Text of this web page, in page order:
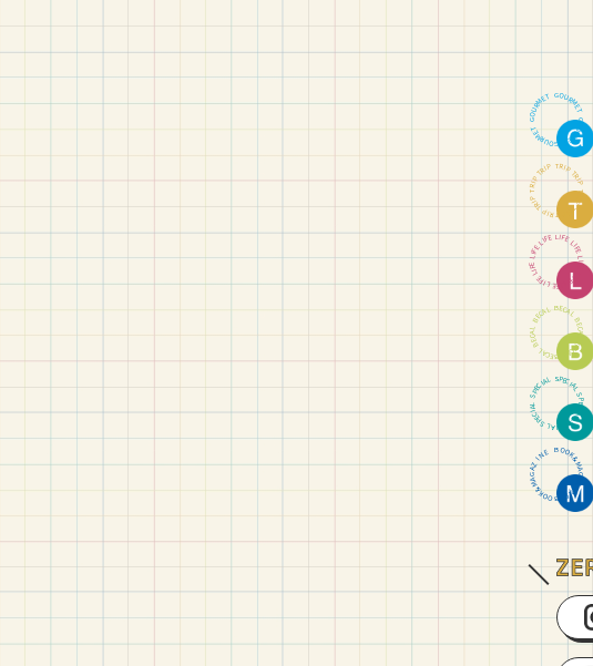
GOURME
T
G
O
U
R
M
E
T
G
O
U
R
M
E
T
G
O
U
RMET
TRIPT
RI
P
T
R
P
T
R
T
R
I
P
T
R
I
P
T
R
I
P
T
RIP
LIFEL
IF
E
L
F
L
I
FE
F
E
L
I
F
E
L
I
F
E
L
IF
E
LIFE
BECA
L
BE
C
A
L
B
E
C
A
B
E
C
A
L
B
E
C
A
L
BE
CAL
SPECI
A
L
SP
E
C
A
L
S
P
CI
A
L
S
P
E
C
I
A
L
SP
E
CIAL
BOOK
&M
A
G
A
Z
I
N
E
B
O
O
K
&
M
A
G
A
Z
I
NE